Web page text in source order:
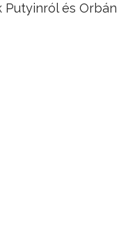
és Orbán